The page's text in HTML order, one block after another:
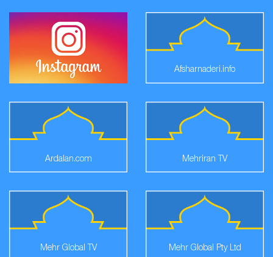
Afsharnaderi.info
Ardalan.com Mehriran TV
Mehr Global TV Mehr Global Pty Ltd